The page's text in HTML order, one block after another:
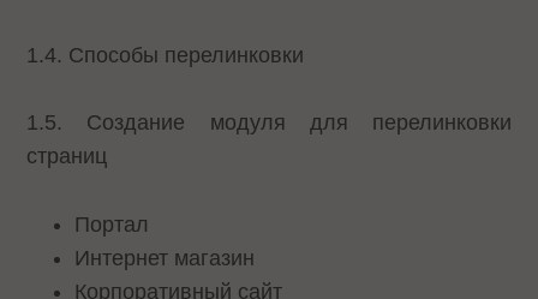
1.4. Способы перелинковки
1.5. Создание модуля для перелинковки
страниц
Портал
Интернет магазин
Корпоративный сайт